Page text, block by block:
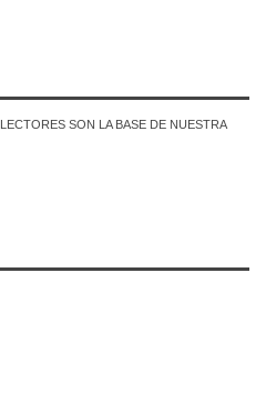
SON LA BASE DE NUESTRA